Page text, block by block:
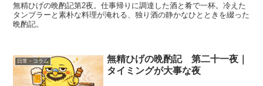
無精ひげの晩酌記第2夜。仕事帰りに調達した酒と肴で一杯。冷えた
タンブラーと素朴な料理が淹れる、独り酒の静かなひとときを綴った
晩酌記。
日常・コラム
無精ひげの晩酌記 第二十一夜｜
タイミングが大事な夜